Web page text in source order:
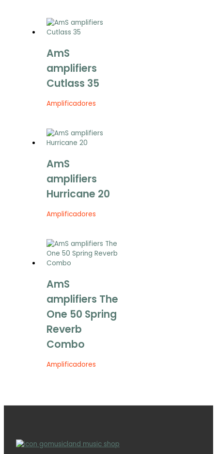
AmS
amplifiers
Cutlass 35
Amplificadores
AmS
amplifiers
Hurricane 20
Amplificadores
AmS
amplifiers The
One 50 Spring
Reverb
Combo
Amplificadores